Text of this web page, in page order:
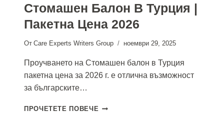
Стомашен Балон В Турция |
Пакетна Цена 2026
От Care Experts Writers Group ноември 29, 2025
Проучването на Стомашен балон в Турция
пакетна цена за 2026 г. е отлична възможност
за българските…
ПРОЧЕТЕТЕ ПОВЕЧЕ СТОМАШЕН